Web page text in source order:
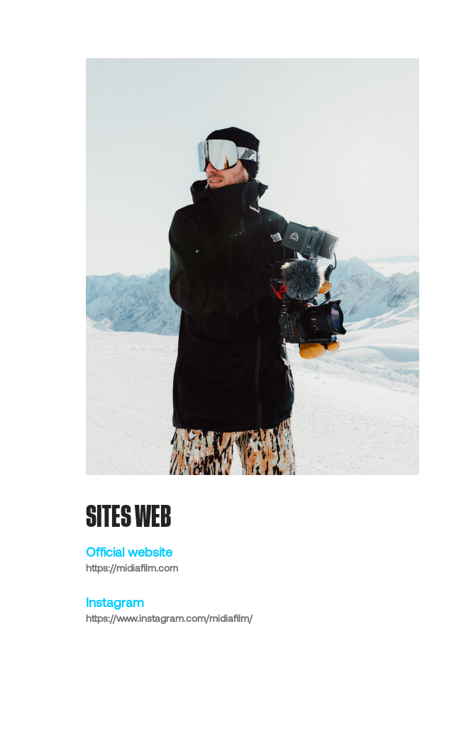
SITES WEB
Official website
https://midiafilm.com
Instagram
https://www.instagram.com/midiafilm/